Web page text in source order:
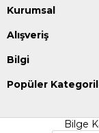
Kurumsal
Alışveriş
Bilgi
Popüler
Bilge